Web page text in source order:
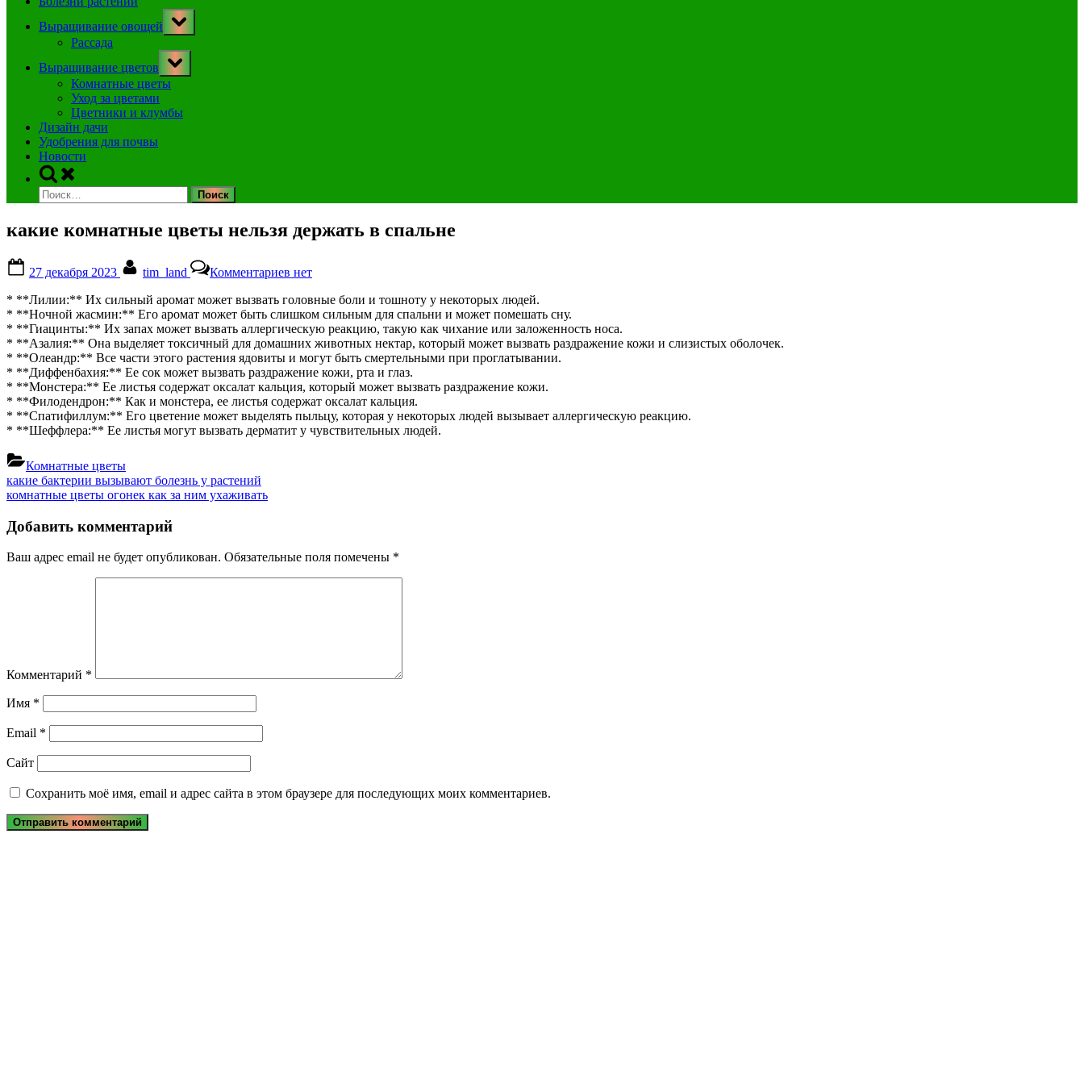
Выращивание овощей
Toggle
sub-
Рассада
Выращивание цветов
Toggle
sub-
menu
Комнатные цветы
Уход за цветами
Цветники и клумбы
Дизайн дачи
Удобрения для почвы
Новости
Toggle
search
form
Найти:
какие комнатные цветы нельзя держать в спальне
on
27 декабря 2023 tim_land Комментариевзаписи
комнатные
цветы
нельзя
держать
в
спальне
нет
* **Лилии:** Их сильный аромат может вызвать головные боли и тошноту у некоторых людей.
* **Ночной жасмин:** Его аромат может быть слишком сильным для спальни и может помешать сну.
* **Гиацинты:** Их запах может вызвать аллергическую реакцию, такую как чихание или заложенность носа.
* **Азалия:** Она выделяет токсичный для домашних животных нектар, который может вызвать раздражение кожи и слизистых оболочек.
* **Олеандр:** Все части этого растения ядовиты и могут быть смертельными при проглатывании.
* **Диффенбахия:** Ее сок может вызвать раздражение кожи, рта и глаз.
* **Монстера:** Ее листья содержат оксалат кальция, который может вызвать раздражение кожи.
* **Филодендрон:** Как и монстера, ее листья содержат оксалат кальция.
* **Спатифиллум:** Его цветение может выделять пыльцу, которая у некоторых людей вызывает аллергическую реакцию.
* **Шеффлера:** Ее листья могут вызвать дерматит у чувствительных людей.
Комнатные цветы
Навигация
по
записям
Previous
Post:
какие бактерии вызывают болезнь у растений
Next
комнатные цветы огонек как за ним ухаживать
Добавить комментарий
Ваш адрес email не будет опубликован. Обязательные поля помечены *
Комментарий *
Имя *
Email *
Сайт
Сохранить моё имя, email и адрес сайта в этом браузере для последующих моих комментариев.